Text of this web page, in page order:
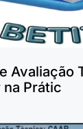
Avaliação
Prátic